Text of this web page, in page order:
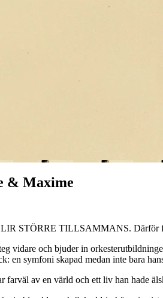
& Maxime
STÖRRE TILLSAMMANS. Därför
vidare och bjuder in
en symfoni skapad medan inte bara
farväl av en värld och ett liv han hade